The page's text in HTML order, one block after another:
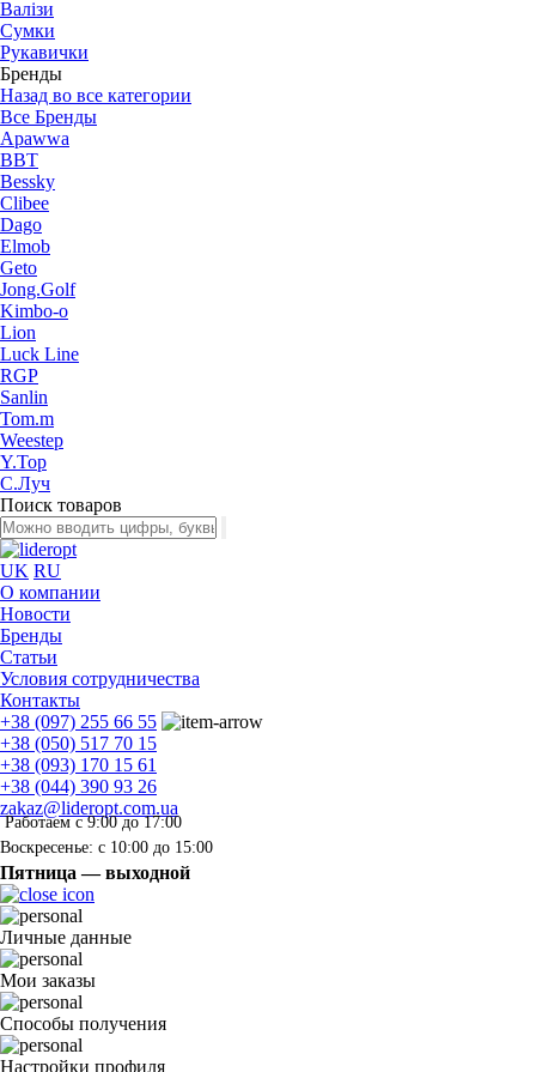
Валізи
Сумки
Рукавички
Бренды
Назад во все категории
Все Бренды
Apawwa
BBT
Bessky
Clibee
Dago
Elmob
Geto
Jong.Golf
Kimbo-o
Lion
Luck Line
RGP
Sanlin
Tom.m
Weestep
Y.Top
С.Луч
Поиск товаров
UK RU
О компании
Новости
Бренды
Статьи
Условия сотрудничества
Контакты
+38 (097) 255 66 55
+38 (050) 517 70 15
+38 (093) 170 15 61
+38 (044) 390 93 26
zakaz@lideropt.com.ua
Работаем с 9:00 до 17:00
Воскресенье: с 10:00 до 15:00
Пятница — выходной
Личные данные
Мои заказы
Способы получения
Настройки профиля